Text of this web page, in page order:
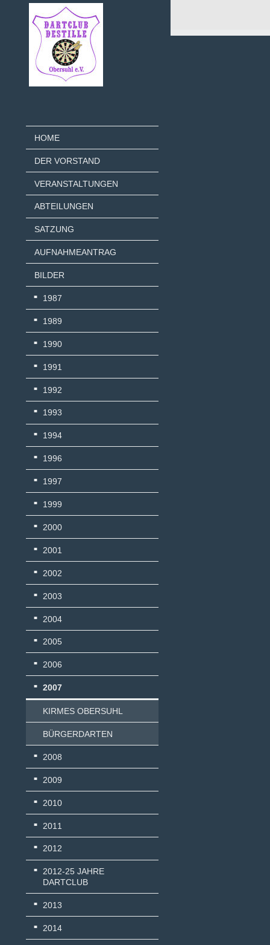
HOME
DER VORSTAND
VERANSTALTUNGEN
ABTEILUNGEN
SATZUNG
AUFNAHMEANTRAG
BILDER
1987
1989
1990
1991
1992
1993
1994
1996
1997
1999
2000
2001
2002
2003
2004
2005
2006
2007
KIRMES OBERSUHL
BÜRGERDARTEN
2008
2009
2010
2011
2012
2012-25 JAHRE
DARTCLUB
2013
2014